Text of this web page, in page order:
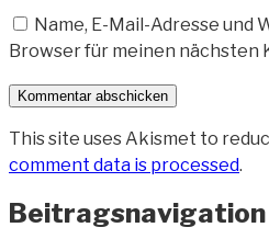
Name, E-Mail-Adresse und
Browser für meinen nächsten
This site uses Akismet to
comment data is processed.
Beitragsnavigation